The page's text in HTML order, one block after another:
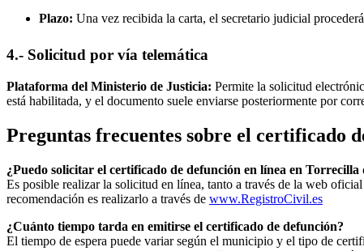
Plazo: Una vez recibida la carta, el secretario judicial
4.- Solicitud por vía telemática
Plataforma del Ministerio de Justicia: Permite la solicitud
está habilitada, y el documento suele enviarse posteriormente por
Preguntas frecuentes sobre el certificado
¿Puedo solicitar el certificado de defunción en línea en Torrecilla
Es posible realizar la solicitud en línea, tanto a través de la web
recomendación es realizarlo a través de www.RegistroCivil.es
¿Cuánto tiempo tarda en emitirse el certificado de defunción?
El tiempo de espera puede variar según el municipio y el tipo de